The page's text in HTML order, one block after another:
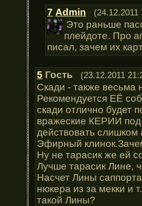
7 Admin (24.12.2011
Это раньше
плейдоте. Про
писал, зачем их
5 Гость (23.12.2011
Скади - также весьма
Рекомендуется ЕЁ
скади отлично будет
вражеские КЕРИИ
действовать слишком
Эфирный
Ну не тарасик же ей
Лучше тарасик Лине,
Насчет Лины
нюкера из за мекки и
такой Лины?